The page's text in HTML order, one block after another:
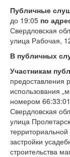
Публичные
до 19:05 по
Свердловская
улица Рабочая,
В публичных
Участникам
предоставления
использования
номером
Свердловская
улица
застройки
строительства